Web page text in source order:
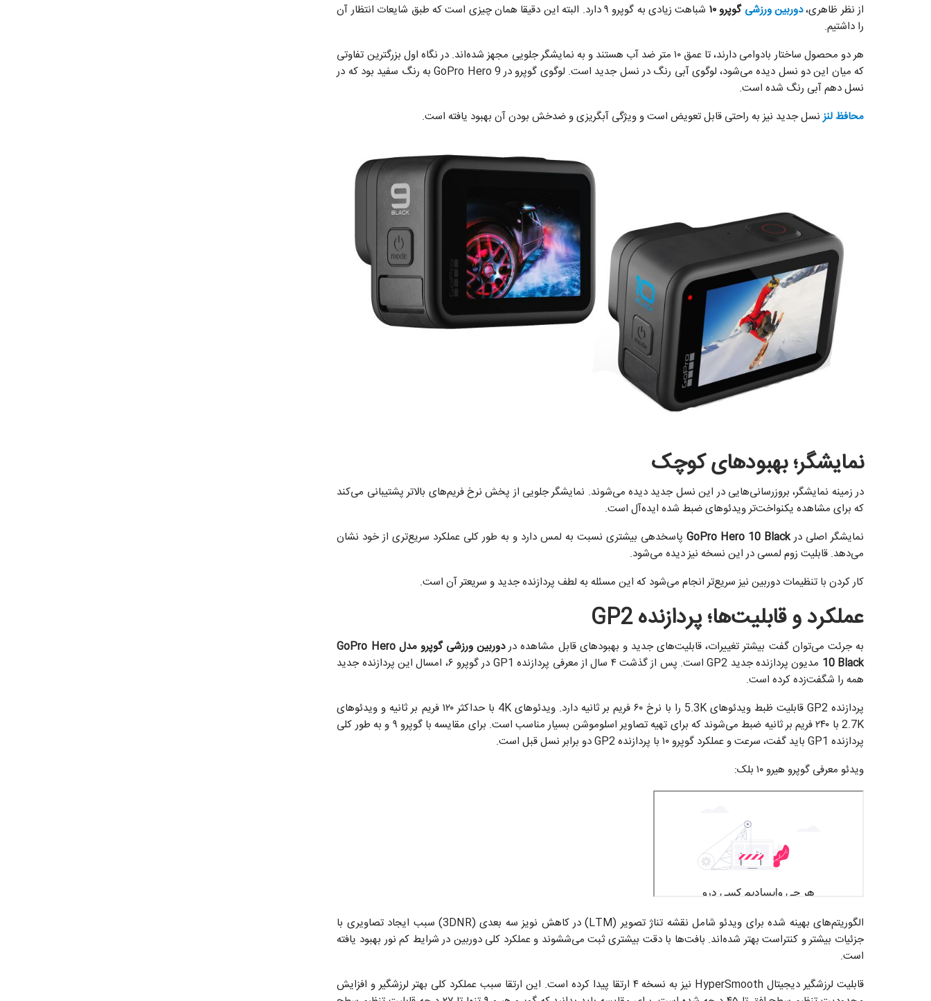
از نظر ظاهری،دوربین ورزشی گوپرو ۱۰
شباهت زیادی به گوپرو ۹ دارد. البته این دقیقا همان چیزی است که طبق شایعات انتظار آن
را داشتیم.
هر دو محصول ساختار بادوامی دارند، تا عمق ۱۰ متر ضد آب هستند و به نمایشگر جلویی مجهز شده‌اند. در نگاه اول بزرگترین تفاوتی
که میان این دو نسل دیده می‌شود، لوگوی آبی رنگ در نسل جدید است. لوگوی گوپرو در GoPro Hero 9 به رنگ سفید بود که در
نسل دهم آبی رنگ شده است.
محافظ لنز نسل جدید نیز به راحتی قابل تعویض است و ویژگی آبگریزی و ضد‌خش بودن آن بهبود یافته است.
نمایشگر؛ بهبود‌های کوچک
در زمینه نمایشگر، بروزرسانی‌هایی در این نسل جدید دیده می‌شوند. نمایشگر جلویی از پخش نرخ فریم‌های بالاتر پشتیبانی می‌کند
که برای مشاهده یکنواخت‌تر ویدئو‌های ضبط شده ایده‌آل است.
نمایشگر اصلی درGoPro Hero 10 Blackپاسخدهی بیشتری نسبت به لمس دارد و به طور کلی عملکرد سریع‌تری از خود نشان
می‌دهد. قابلیت زوم لمسی در این نسخه نیز دیده می‌شود.
کار کردن با تنظیمات دوربین نیز سریع‌تر انجام می‌شود که این مسئله به لطف پردازنده جدید و سریعتر آن است.
عملکرد و قابلیت‌ها؛ پردازندهGP2
به جرئت می‌توان گفت بیشتر تغییرات، قابلیت‌های جدید و بهبود‌های قابل مشاهده در
دوربین ورزشی گوپرو مدل GoPro Hero
10 Black
مدیون پردازنده جدید GP2 است. پس از گذشت ۴ سال از معرفی پردازنده GP1 در گوپرو ۶، امسال این پردازنده جدید
همه را شگفت‌زده کرده است.
پردازنده GP2 قابلیت ظبط ویدئو‌های 5.3K را با نرخ ۶۰ فریم بر ثانیه دارد. ویدئو‌های 4K با حداکثر ۱۲۰ فریم بر ثانیه و ویدئوهای
2.7K با ۲۴۰ فریم بر ثانیه ضبط می‌شوند که برای تهیه تصاویر اسلوموشن بسیار مناسب است. برای مقایسه با گوپرو ۹ و به طور کلی
پردازنده GP1 باید گفت، سرعت و عملکرد گوپرو ۱۰ با پردازنده GP2 دو برابر نسل‌ قبل است.
ویدئو معرفی گوپرو هیرو ۱۰ بلک:
الگوریتم‌های بهینه شده برای ویدئو شامل نقشه تناژ تصویر (LTM) در کاهش نویز سه بعدی (3DNR) سبب ایجاد تصاویری با
جزئیات بیشتر و کنتراست بهتر شده‌اند. بافت‌ها با دقت بیشتری ثبت می‌ششوند و عملکرد کلی دوربین در شرایط کم نور بهبود یافته
است.
قابلیت لرزشگیر دیجیتال HyperSmooth نیز به نسخه ۴ ارتقا پیدا کرده است. این ارتقا سبب عملکرد کلی بهتر لرزشگیر و افزایش